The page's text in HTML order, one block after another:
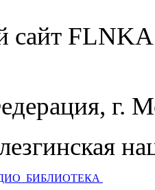
г.
БИБЛИОТЕКА